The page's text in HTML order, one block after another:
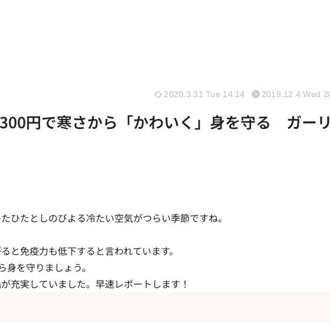
300円で寒さから「かわいく」身を守る ガー
2020.3.31 Tue 14:14 2019.12.4 Wed
ひたとしのびよる冷たい空気がつらい季節ですね。
と免疫力も低下すると言われています。
を守りましょう。
充実していました。早速レポートします！